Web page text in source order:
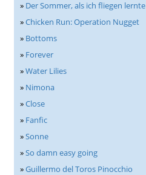
» Der Sommer, als ich fliegen lernte
»Chicken Run: Operation Nugget
» Bottoms
» Forever
»Water Lilies
» Nimona
»Close
» Fanfic
»Sonne
»So damn easy going
»Guillermo del Toros Pinocchio